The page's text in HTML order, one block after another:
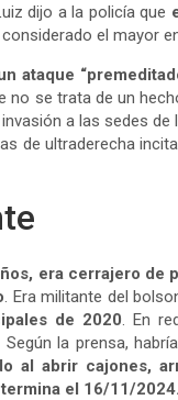
dijo a la policía que
considerado el mayor
ataque
no se trata de un
a las sedes
de ultraderecha
era cerrajero de
. Era militante del
de 2020. En
la prensa,
al abrir cajones,
el 16/11/